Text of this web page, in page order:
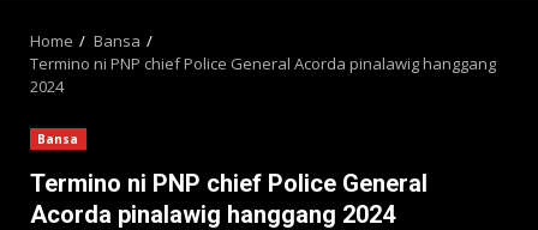
Home
Bansa
Termino ni PNP chief Police General Acorda pinalawig hanggang
2024
Bansa
Termino ni PNP chief Police General
Acorda pinalawig hanggang 2024